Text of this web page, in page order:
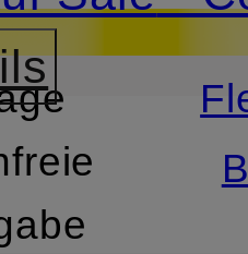
ZUM
Beyond